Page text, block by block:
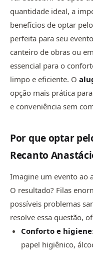
quantidade ideal, a
benefícios de optar
perfeita para seu
canteiro de obras ou
essencial para o
limpo e eficiente. O
opção mais prática
e conveniência sem
Por que optar
Recanto
Imagine um evento ao
O resultado? Filas
possíveis problemas
resolve essa questão,
Conforto e higiene
papel higiênico,